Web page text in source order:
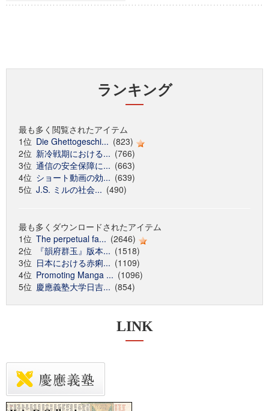
ランキング
最も多く閲覧されたアイテム
1位 Die Ghettogeschi... (823)
2位 新冷戦期における... (766)
3位 通信の安全保障に... (663)
4位 ショート動画の効... (639)
5位 J.S. ミルの社会... (490)
最も多くダウンロードされたアイテム
1位 The perpetual fa... (2646)
2位
『韻府群玉』版本... (1518)
3位 日本における赤痢... (1109)
4位 Promoting Manga ... (1096)
5位 慶應義塾大学日吉... (854)
LINK